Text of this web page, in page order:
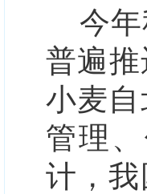
今年
普遍推
小麦
管理
计，